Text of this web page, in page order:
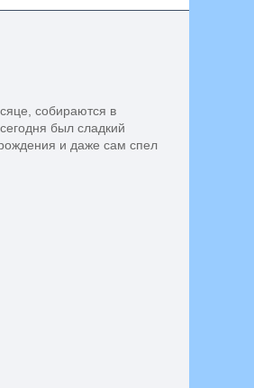
собираются в
был сладкий
и даже сам спел